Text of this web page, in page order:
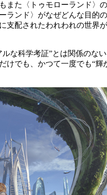
また〈トゥモローランド〉
ランド〉がなぜどんな目的
支配されたわれわれの世
ルな科学考証”とは関係の
けでも、かつて一度でも“